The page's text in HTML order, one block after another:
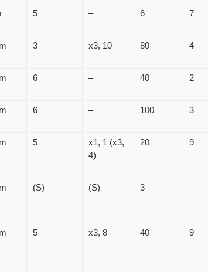
5 – 6 7
3 x3, 10 80 4
6 – 40 2
6 – 100 3
5
x1, 1 (x3,
4)
20 9
(S) (S) 3 –
5 x3, 8 40 9